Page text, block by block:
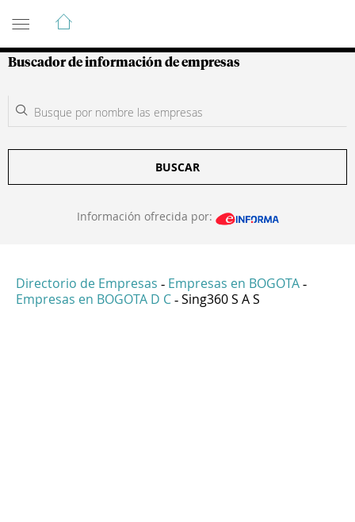
Guía de Empresas Colombianas
Buscador de información de empresas
BUSCAR
Información ofrecida por:
Directorio de Empresas - Empresas en BOGOTA -
Empresas en BOGOTA D C - Sing360 S A S